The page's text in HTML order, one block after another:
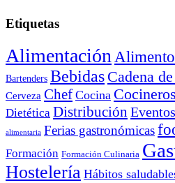
Etiquetas
Alimentación
Bartenders Bebidas Cadena
Cerveza Chef Cocina Cocineros
Dietética Distribución
alimentaria Ferias gastronómicas
Formación Formación Culinaria
Hostelería Hábitos